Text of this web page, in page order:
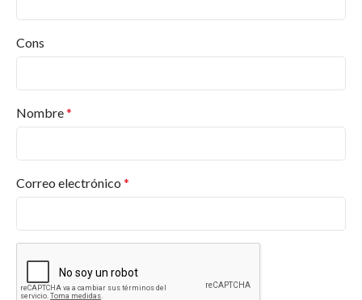
Desde pinturas para interiores y exteriores hasta
barnices, esmaltes, selladores, revestimientos, en
¿Ofrecen asesoramiento para proyectos
¿Los productos de Jafep son respetuosos con
el medio ambiente?
Cons
Nombre*
Correo electrónico *